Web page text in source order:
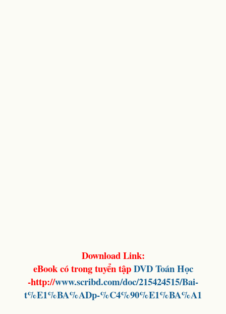
Download Link:
eBook có trong tuyển tậpDVD Toán Học
-http://www.scribd.com/doc/215424515/Bai-
t%E1%BA%ADp-%C4%90%E1%BA%A1